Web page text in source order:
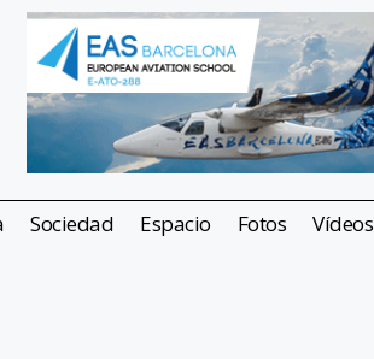
Sociedad Espacio Fotos Vídeos